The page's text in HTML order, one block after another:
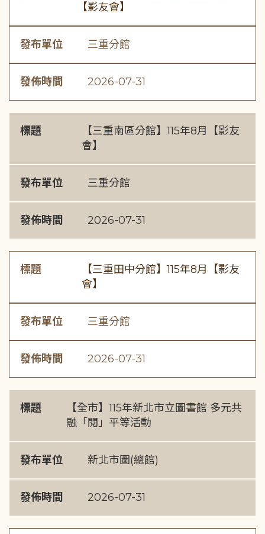
【影友會】
發布單位 三重分館
發佈時間 2026-07-31
標題
【三重南區分館】115年8月【影友
會】
發布單位 三重分館
發佈時間 2026-07-31
標題
【三重田中分館】115年8月【影友
會】
發布單位 三重分館
發佈時間 2026-07-31
標題
【全市】115年新北市立圖書館 多元共
融「閱」平等活動
發布單位 新北市圖(總館)
發佈時間 2026-07-31